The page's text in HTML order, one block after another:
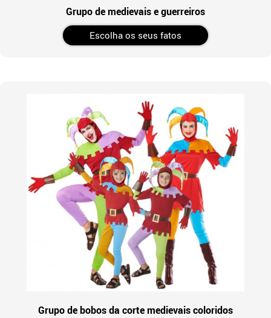
Grupo de medievais e guerreiros
Escolha os seus fatos
Grupo de bobos da corte medievais coloridos